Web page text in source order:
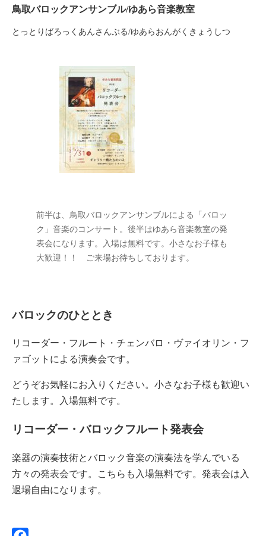
鳥取バロックアンサンブル/ゆあら音楽教室
とっとりばろっくあんさんぶる/ゆあらおんがくきょうしつ
前半は、鳥取バロックアンサンブルによる「バロッ
ク」音楽のコンサート。後半はゆあら音楽教室の発
表会になります。入場は無料です。小さなお子様も
大歓迎！！ ご来場お待ちしております。
バロックのひととき
リコーダー・フルート・チェンバロ・ヴァイオリン・フ
ァゴットによる演奏会です。
どうぞお気軽にお入りください。小さなお子様も歓迎い
たします。入場無料です。
リコーダー・バロックフルート発表会
楽器の演奏技術とバロック音楽の演奏法を学んでいる
方々の発表会です。こちらも入場無料です。発表会は入
退場自由になります。